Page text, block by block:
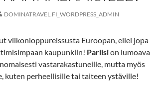
DOMINATRAVEL.FI_WORDPRESS_ADMIN
viikonloppureissusta Euroopan, ellei jopa
kaupunkiin! Pariision lumoava
vastarakastuneille, mutta myös
kuten perheellisille tai taiteen ystäville!